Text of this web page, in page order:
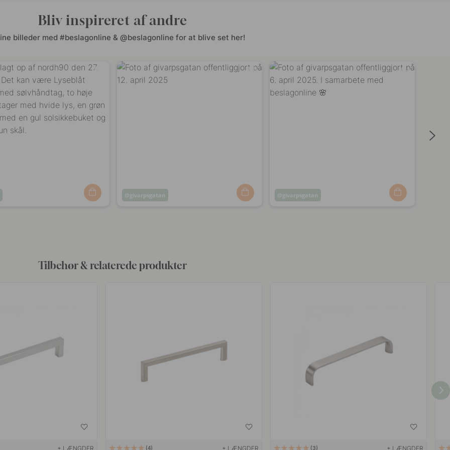
Bliv inspireret af andre
billeder med #beslagonline & @beslagonline for at blive set her!
Opslag
givarpsgatan
Opslag
givarpsgatan
Tilbehør & relaterede produkter
+ LÆNGDER 4 + LÆNGDER 3 + LÆNGDER